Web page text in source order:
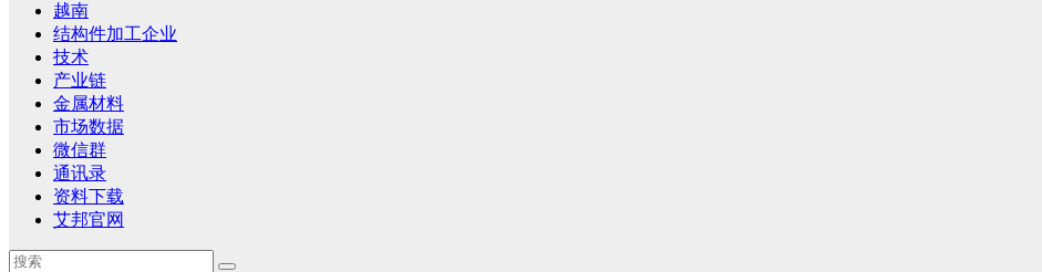
越南
结构件加工企业
技术
产业链
金属材料
市场数据
微信群
通讯录
资料下载
艾邦官网